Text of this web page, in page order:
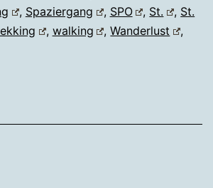
, Spaziergang , SPO , St. , St.
, walking ,Wanderlust
,